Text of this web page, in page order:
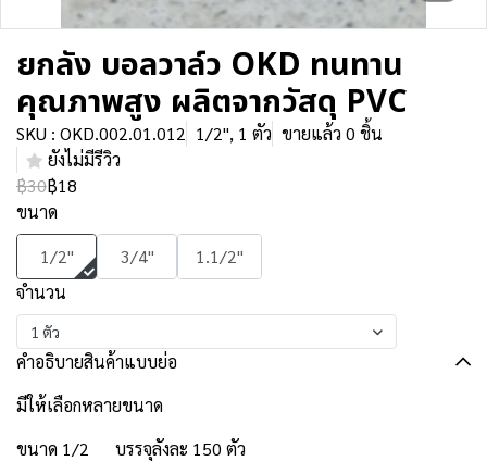
ยกลัง บอลวาล์ว OKD ทนทาน
คุณภาพสูง ผลิตจากวัสดุ PVC
SKU : OKD.002.01.012 1/2", 1 ตัว ขายแล้ว 0 ชิ้น
ยังไม่มีรีวิว
฿30฿18
ขนาด
1/2"
3/4"
1.1/2"
จำนวน
1 ตัว
คำอธิบายสินค้าแบบย่อ
มีให้เลือกหลายขนาด
ขนาด 1/2 บรรจุลังละ 150 ตัว